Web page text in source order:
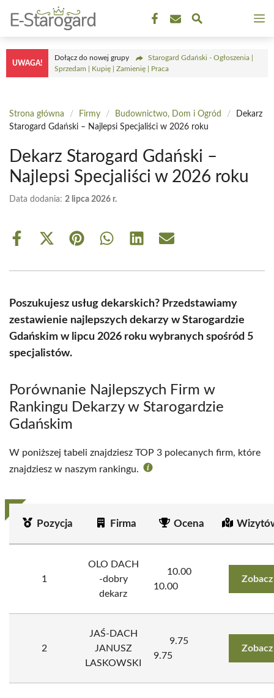
treści
UWAGA!
Dołącz do nowej grupy
Starogard Gdański - Ogłoszenia |
Sprzedam | Kupię | Zamienię | Praca
Strona główna / Firmy / Budownictwo, Dom i Ogród /
Dekarz
Starogard Gdański – Najlepsi Specjaliści w 2026 roku
Dekarz Starogard Gdański –
Najlepsi Specjaliści w 2026 roku
Data dodania: 2 lipca 2026 r.
Share
Share
(Twitter)
Share Share Share Share
Poszukujesz usług dekarskich? Przedstawiamy
zestawienie najlepszych dekarzy w Starogardzie
Gdańskim w lipcu 2026 roku wybranych spośród 5
specjalistów.
Porównanie Najlepszych Firm w
Rankingu Dekarzy w Starogardzie
Gdańskim
W poniższej tabeli znajdziesz TOP 3 polecanych firm, które
znajdziesz w naszym rankingu.
Pozycja Firma Ocena
1
OLO DACH
-dobry
dekarz
10.00
10.00
2
JAŚ-DACH
JANUSZ
LASKOWSKI
9.75
9.75